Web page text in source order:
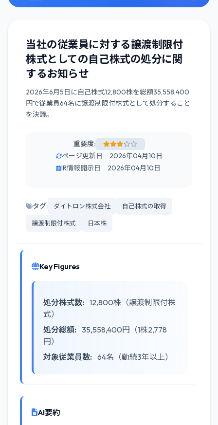
当社の従業員に対する譲渡制限付
株式としての自己株式の処分に関
するお知らせ
2026年6月5日に自己株式12,800株を総額35,558,400
円で従業員64名に譲渡制限付株式として処分すること
を決議。
重要度:
ページ更新日 2026年04月10日
IR情報開示日 2026年04月10日
タグ: ダイトロン株式会社 自己株式の取得
譲渡制限付株式 日本株
Key Figures
処分株式数: 12,800株（譲渡制限付株
式）
処分総額: 35,558,400円（1株2,778
円）
対象従業員数: 64名（勤続3年以上）
AI要約